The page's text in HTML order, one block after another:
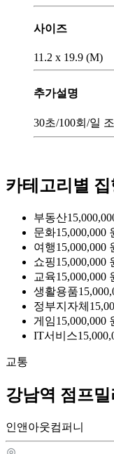
사이즈
11.2 x 19.9 (M)
추가설명
30초/100회/일
카테고리별 집
부동산
문화15,000,000
여행15,000,000
쇼핑15,000,000
교육15,000,000
생활용품
정부지자체
게임15,000,000
IT서비스
교통
강남역 점프
인앤아웃컴퍼니